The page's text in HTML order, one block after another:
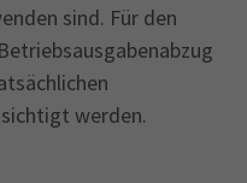
sind. Für den
werden.